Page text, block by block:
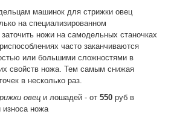
бытовой техники Moser Wahl
непосредственно к
продавцу
машинок для стрижки овец
на специализированном
ножи на самодельных станочках
часто заканчиваются
или большими сложностями в
свойств ножа. Тем самым снижая
в несколько раз.
овец и лошадей - от 550 руб в
износа ножа